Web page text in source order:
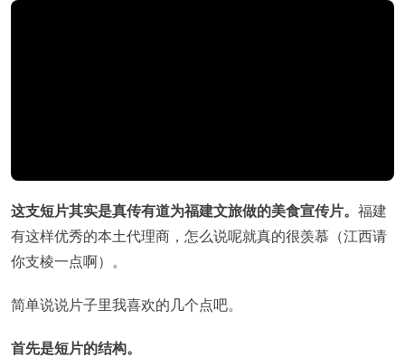
这支短片其实是真传有道为福建文旅做的美食宣传片。 福建
有这样优秀的本土代理商，怎么说呢就真的很羡慕（江西请
你支棱一点啊）。
简单说说片子里我喜欢的几个点吧。
首先是短片的结构。